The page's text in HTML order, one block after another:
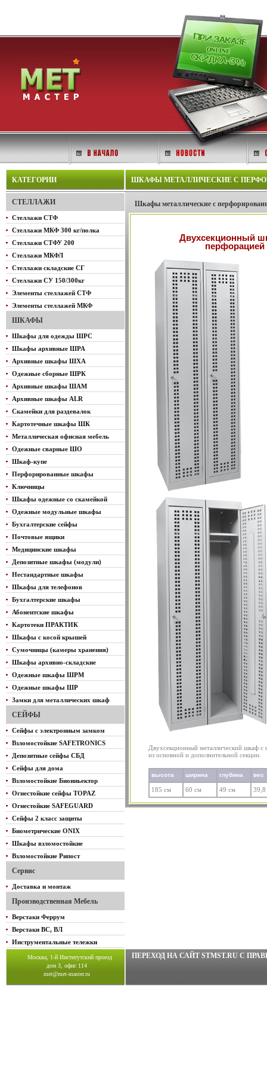
КАТЕГОРИИ
СТЕЛЛАЖИ
Стеллажи СТФ
Стеллажи МКФ 300 кг/полка
Стеллажи СТФУ 200
Стеллажи МКФЛ
Стеллажи складские СГ
Стеллажи СУ 150/300кг
Элементы стеллажей СТФ
Элементы стеллажей МКФ
ШКАФЫ
Шкафы для одежды ШРС
Шкафы архивные ШРА
Архивные шкафы ШХА
Одежные сборные ШРК
Архивные шкафы ШАМ
Архивные шкафы ALR
Скамейки для раздевалок
Картотечные шкафы ШК
Металлическая офисная мебель
Одежные сварные ШО
Шкаф-купе
Перфорированные шкафы
Ключницы
Шкафы одежные со скамейкой
Одежные модульные шкафы
Бухгалтерские сейфы
Почтовые ящики
Медицинские шкафы
Депозитные шкафы (модули)
Нестандартные шкафы
Шкафы для телефонов
Бухгалтерские шкафы
Абонентские шкафы
Картотеки ПРАКТИК
Шкафы с косой крышей
Сумочницы (камеры хранения)
Шкафы архивно-складские
Одежные шкафы ШРМ
Одежные шкафы ШР
Замки для металлических шкаф
СЕЙФЫ
Сейфы с электронным замком
Взломостойкие SAFETRONICS
Депозитные сейфы СБД
Сейфы для дома
Взломостойкие Биоиньектор
Огнестойкие сейфы TOPAZ
Огнестойкие SAFEGUARD
Сейфы 2 класс защиты
Биометрические ONIX
Шкафы взломостойкие
Взломостойкие Рипост
Сервис
Доставка и монтаж
Производственная Мебель
Верстаки Феррум
Верстаки ВС, ВЛ
Инструментальные тележки
ШКАФЫ МЕТАЛЛИЧЕСКИЕ С
Шкафы металлические с
Двухсекционный
Двухсекционный металлический шкаф
из основной и дополнительной секции.
высота ширина глубина вес
185 см 60 см 49 см 39,8
Москва, 1-й Институтский проезд
дом 3, офис 114
met@met-master.ru
ПЕРЕХОД НА САЙТ STMST.RU C